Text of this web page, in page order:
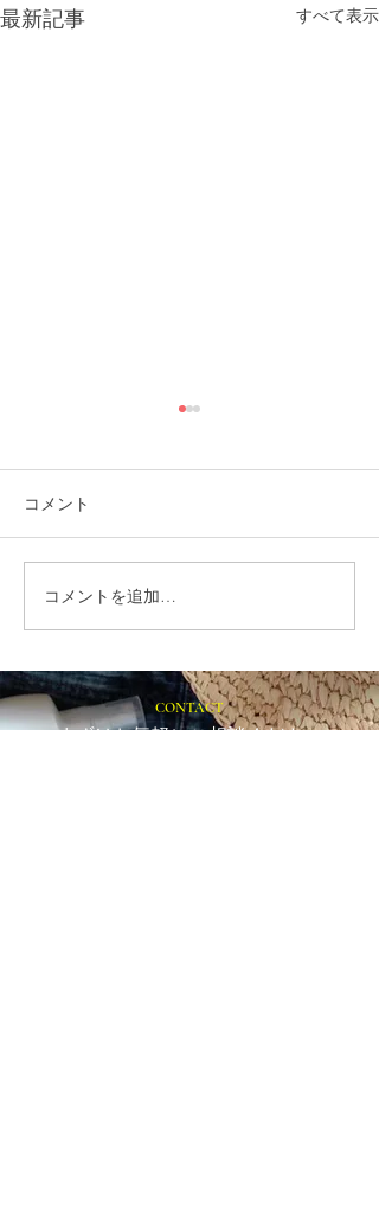
最新記事 すべて表示
就労選択支援とは？B型利
用前に確認しておきたい
コメント
コメントを追加…
CONTACT
まずはお気軽にご相談ください